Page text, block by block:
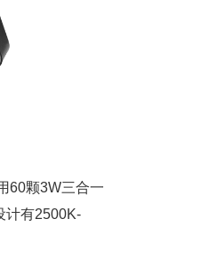
60颗3W三合一
计有2500K-